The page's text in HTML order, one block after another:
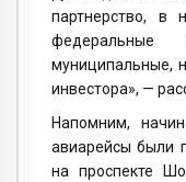
партнерство, в
муниципальные,
инвестора», —
Напомним,
авиарейсы были
на проспекте